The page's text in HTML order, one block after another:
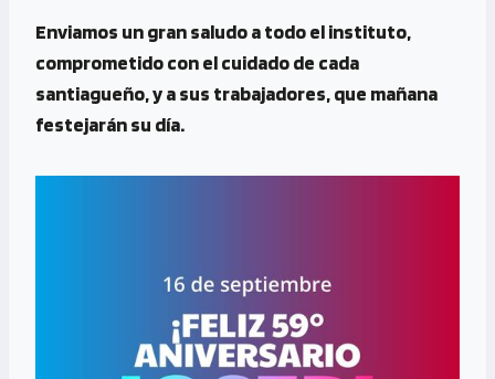
k
er k
p
p
Enviamos un gran saludo a todo el instituto,
comprometido con el cuidado de cada
santiagueño, y a sus trabajadores, que mañana
festejarán su día.